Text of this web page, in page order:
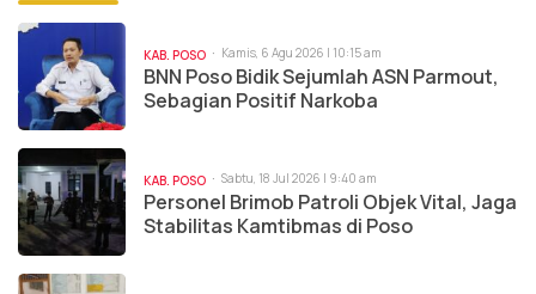
KAB. POSO Kamis, 6 Agu 2026 | 10:15 am
BNN Poso Bidik Sejumlah ASN Parmout,
Sebagian Positif Narkoba
KAB. POSO Sabtu, 18 Jul 2026 | 9:40 am
Personel Brimob Patroli Objek Vital, Jaga
Stabilitas Kamtibmas di Poso